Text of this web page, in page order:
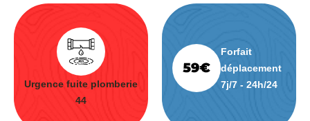
Urgence fuite plomberie
44
Forfait
déplacement
7j/7 - 24h/24